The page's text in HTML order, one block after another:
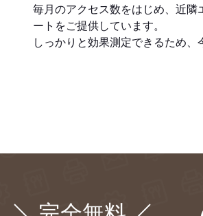
毎月のアクセス数をはじめ、近
ートをご提供しています。
しっかりと効果測定できるため、